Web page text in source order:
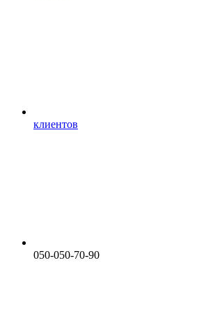
клиентов
050-050-70-90